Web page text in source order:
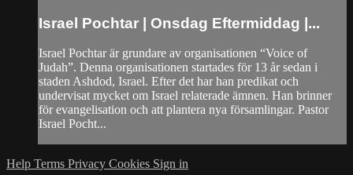
Israel Pochtar | Onsdag Eftermiddag |...
Israel Pochtar är grundare av organisationen “Voice of
Judah”. Denna organisationen startades för 13 år sedan i
staden Ashdod, Israel. Efter det har han predikat och
undervisat mycket om Israel relaterade ämnen. Han brinner
för evangelisation och att plantera nya församlingar. Pastor
Israel Pocht...
Help Terms Privacy Cookies Sign in